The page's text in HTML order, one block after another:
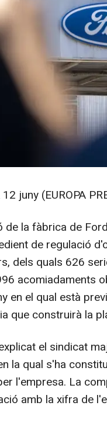
juny (EUROPA
de la fàbrica de
de regulació
dels quals 626
acomiadaments
en el qual està
que construirà la
el sindicat
la qual s'ha
l'empresa. La
amb la xifra de